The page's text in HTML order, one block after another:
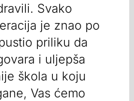
Svako
je znao po
priliku da
i uljepša
škola u koju
Vas ćemo